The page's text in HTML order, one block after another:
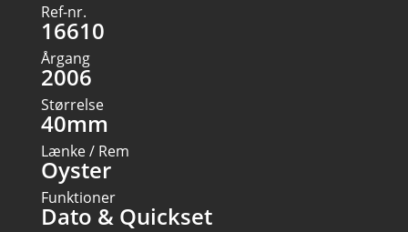
Ref-nr.
16610
Årgang
2006
Størrelse
40mm
Lænke / Rem
Oyster
Funktioner
Dato & Quickset